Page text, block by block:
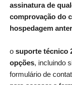
assinatura de
comprovação do
hospedagem
o suporte técnico
opções, incluindo
formulário de